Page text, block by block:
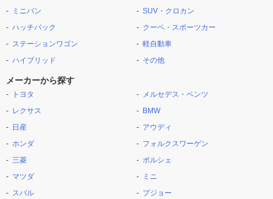
ミニバン
ハッチバック
ステーションワゴン
ハイブリッド
SUV・クロカン
クーペ・スポーツカー
軽自動車
その他
メーカーから探す
トヨタ
レクサス
日産
ホンダ
三菱
マツダ
スバル
メルセデス・ベンツ
BMW
アウディ
フォルクスワーゲン
ポルシェ
ミニ
プジョー